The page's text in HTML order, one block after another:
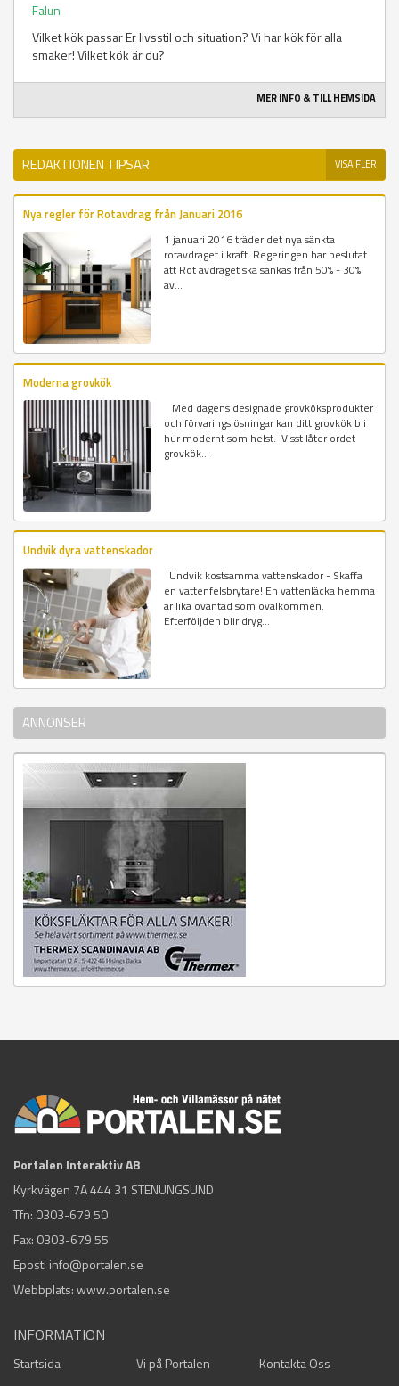
Falun
Vilket kök passar Er livsstil och situation? Vi har kök för alla
smaker! Vilket kök är du?
MER INFO & TILL HEMSIDA
REDAKTIONEN TIPSAR VISA FLER
Nya regler för Rotavdrag från Januari 2016
1 januari 2016 träder det nya sänkta
rotavdraget i kraft. Regeringen har beslutat
att Rot avdraget ska sänkas från 50% - 30%
av...
Moderna grovkök
Med dagens designade grovköksprodukter
och förvaringslösningar kan ditt grovkök bli
hur modernt som helst. Visst låter ordet
grovkök...
Undvik dyra vattenskador
Undvik kostsamma vattenskador - Skaffa
en vattenfelsbrytare! En vattenläcka hemma
är lika oväntad som ovälkommen.
Efterföljden blir dryg...
ANNONSER
Portalen Interaktiv AB
Kyrkvägen 7A 444 31 STENUNGSUND
Tfn: 0303-679 50
Fax: 0303-679 55
Epost: info@portalen.se
Webbplats: www.portalen.se
INFORMATION
Startsida Vi på Portalen
Kontakta Oss